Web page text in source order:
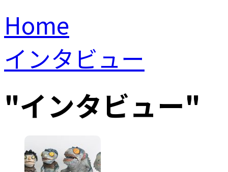
Home
インタビュー
"インタビュー"